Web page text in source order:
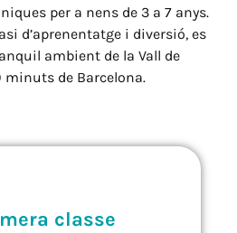
per a nens de 3 a 7 anys.
d’aprenentatge i diversió, es
ambient de la Vall de
minuts de Barcelona.
classe